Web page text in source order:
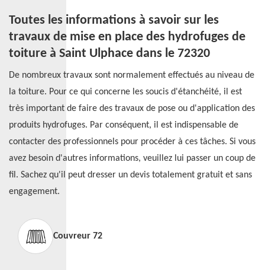
Toutes les informations à savoir sur les
travaux de mise en place des hydrofuges de
toiture à Saint Ulphace dans le 72320
De nombreux travaux sont normalement effectués au niveau de
la toiture. Pour ce qui concerne les soucis d'étanchéité, il est
très important de faire des travaux de pose ou d'application des
produits hydrofuges. Par conséquent, il est indispensable de
contacter des professionnels pour procéder à ces tâches. Si vous
avez besoin d'autres informations, veuillez lui passer un coup de
fil. Sachez qu'il peut dresser un devis totalement gratuit et sans
engagement.
Couvreur 72